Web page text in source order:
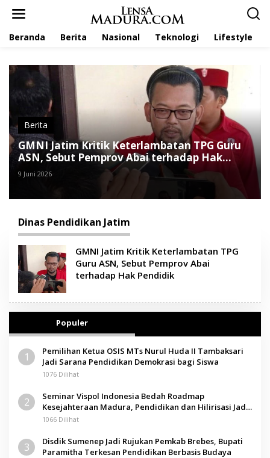
Beranda Berita Nasional Teknologi Lifestyle
Berita
GMNI Jatim Kritik Keterlambatan TPG Guru
ASN, Sebut Pemprov Abai terhadap Hak
Pendidik
9 Juni 2026
Dinas Pendidikan Jatim
GMNI Jatim Kritik Keterlambatan TPG
Guru ASN, Sebut Pemprov Abai
terhadap Hak Pendidik
Populer
1
Pemilihan Ketua OSIS MTs Nurul Huda II Tambaksari
Jadi Sarana Pendidikan Demokrasi bagi Siswa
1076 Dilihat
2
Seminar Vispol Indonesia Bedah Roadmap
Kesejahteraan Madura, Pendidikan dan Hilirisasi Jadi
Kunci
1066 Dilihat
3
Disdik Sumenep Jadi Rujukan Pemkab Brebes, Bupati
Paramitha Terkesan Pendidikan Berbasis Budaya